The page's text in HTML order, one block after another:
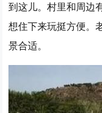
到这儿。村里和周边
想住下来玩挺方便。
景合适。